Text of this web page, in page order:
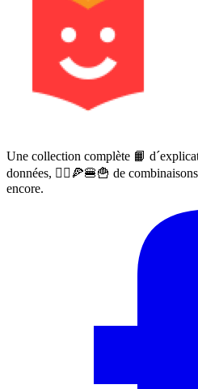
Une collection complète 📙
données, 🙅‍♀️🍕🍔🍟 de
encore.